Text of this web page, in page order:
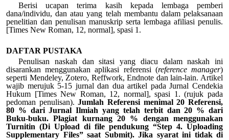
Berisi ucapan terima kasih kepada lembaga pemberi
dana/individu, dan atau yang telah membantu dalam pelaksanaan
penelitian dan penulisan manuskrip serta lembaga afiliasi penulis.
[Times New Roman, 12, normal], spasi 1.
DAFTAR PUSTAKA
Penulisan naskah dan sitasi yang diacu dalam naskah ini
disarankan menggunakan aplikasi referensi (reference manager)
seperti Mendeley, Zotero, Reffwork, Endnote dan lain-lain. Artikel
wajib merujuk 5-15 jurnal dan dua artikel pada Jurnal Cendekia
Hukum [Times New Roman, 12, normal], spasi 1. (rujuk pada
pedoman penulisan).Jumlah Referensi menimal 20 Referensi,
80 % dari Jurnal Ilmiah yang telah terbit dan 20 % dari
Buku-buku. Plagiat kurnang 20 % dengan menggunakan
Turnitin (Di Upload di file pendukung “Step 4. Uploading
Supplementary Files” saat Submit). Jika syarat ini tidak di